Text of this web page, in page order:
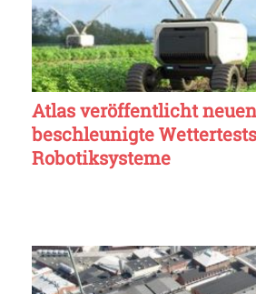
Atlas veröffentlicht
beschleunigte
Robotiksysteme